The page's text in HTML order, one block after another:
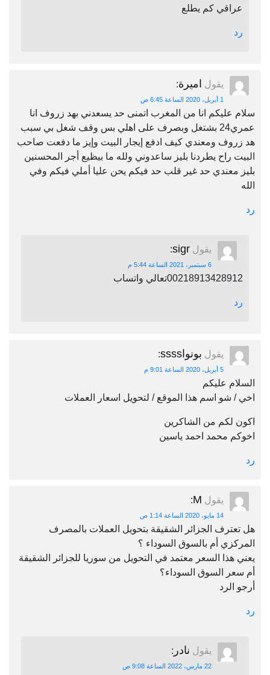
عراقي كم يطلع
رد
يقول اميرة:
1 أبريل، 2020 الساعة 6:45 ص
سلام عليكم انا من المغرب اتمنى حد يسعدني بهد زروف انا
عمري24 بشتغل وبصرف على اهلي بس وقف شغل بي سبب
هد زروف ومعندي كيف ادفع إيجار البيت وإيز ما دفعت صاحب
البيت راح يطردنا بليز ساعدوني ولله ما بيظيع أجر المحسنين
بليز معندي حد غير قلب حد فيكم يحن عليا أملي فيكم وفي
الله
رد
يقول sigr
:
6 سبتمبر، 2021 الساعة 5:44 م
00218913428912تعالي واتساب
رد
يقول بونواssss :
5 أبريل، 2020 الساعة 9:01 م
السلام عليكم
اخي / شو اسم هذا الموقع / لتحويل اسعار العملات
اكون لكم من الشاكرين
اخوكم محمد احمد ياسين
رد
يقول M
:
14 مايو، 2020 الساعة 1:14 ص
هل تعترف الجزائر الشقيقة بتحويل العملات بالمصرف
المركزي أم بالسوق السوداء ؟
يعني هذا السعر معتمد في التحويل من سوريا للجزائر الشقيقة
أم سعر السوق السوداء؟
أرجو الرد
رد
يقول نادر :
22 مارس، 2022 الساعة 9:08 ص